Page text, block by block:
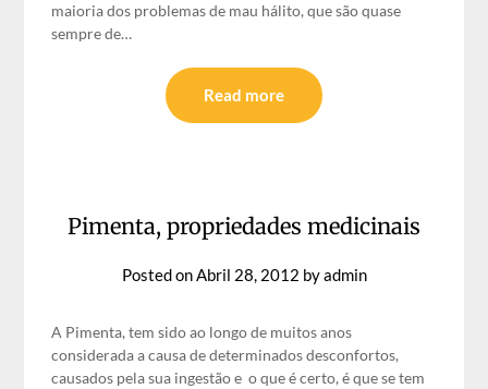
maioria dos problemas de mau hálito, que são quase
sempre de…
Read more
Pimenta, propriedades medicinais
Posted onAbril 28, 2012 byadmin
A Pimenta, tem sido ao longo de muitos anos
considerada a causa de determinados desconfortos,
causados pela sua ingestão e o que é certo, é que se tem